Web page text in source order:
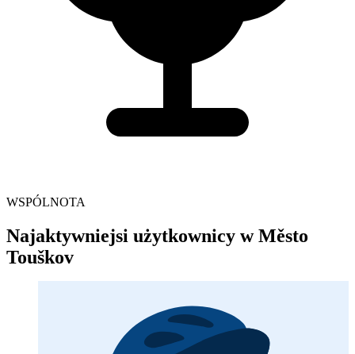
WSPÓLNOTA
Najaktywniejsi użytkownicy w Město
Touškov